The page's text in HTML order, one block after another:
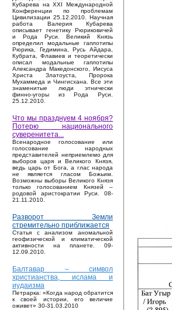
Кубарева на XXI Международной
Конференции по проблемам
Цивилизации 25.12.2010. Научная
работа Валерия Кубарева
описывает генетику Рюриковичей
и Рода Руси. Великий Князь
определил модальные гаплотипы
Рюрика, Гедимина, Русь Айдара,
Кубрата, Флавиев и теоретически
описал модальные гаплотипы
Александра Македонского, Иисуса
Христа Златоуста, Пророка
Мухаммеда и Чингисхана. Все эти
знаменитые люди этнически
финно-угоры из Рода Руси.
25.12.2010.
Что мы празднуем 4 ноября?
Потерю национального
суверенитета...
Bсенародное голосование или
голосование народных
представителей неприемлемо для
выборов царя и Великого Князя,
ведь царь от Бога, а глас народа
не является гласом Божьим.
Возможны выборы Великого Князя
только голосованием Князей –
родовой аристократии Руси. 08-
21.11.2010.
Разворот Земли
стремительно приближается
Статья с анализом аномальной
геофизической и климатической
активности на планете. 09-
12.09.2010.
Балтавар – символ
христианства, ислама и
иудаизма
Петрарка: «Когда народ обратится
к своей истории, его величие
оживет» 30-31.03.2010